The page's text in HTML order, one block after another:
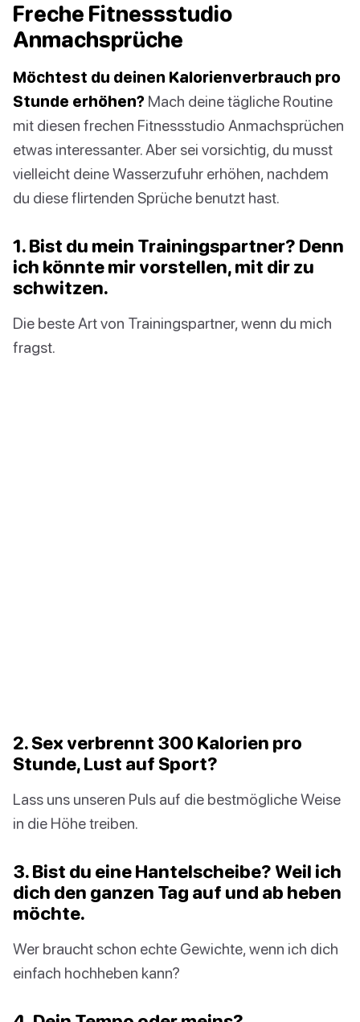
Freche Fitnessstudio
Anmachsprüche
Möchtest du deinen Kalorienverbrauch pro
Stunde erhöhen? Mach deine tägliche Routine
mit diesen frechen Fitnessstudio Anmachsprüchen
etwas interessanter. Aber sei vorsichtig, du musst
vielleicht deine Wasserzufuhr erhöhen, nachdem
du diese flirtenden Sprüche benutzt hast.
1. Bist du mein Trainingspartner? Denn
ich könnte mir vorstellen, mit dir zu
schwitzen.
Die beste Art von Trainingspartner, wenn du mich
fragst.
2. Sex verbrennt 300 Kalorien pro
Stunde, Lust auf Sport?
Lass uns unseren Puls auf die bestmögliche Weise
in die Höhe treiben.
3. Bist du eine Hantelscheibe? Weil ich
dich den ganzen Tag auf und ab heben
möchte.
Wer braucht schon echte Gewichte, wenn ich dich
einfach hochheben kann?